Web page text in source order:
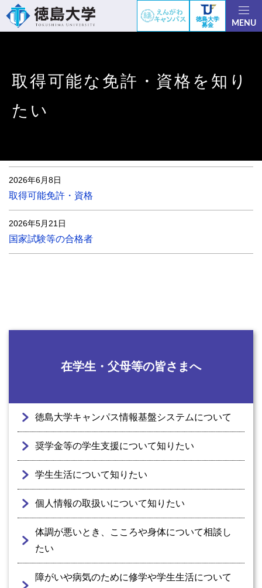
徳島大学
募金
MENU
取得可能な免許・資格を知り
たい
2026年6月8日
取得可能免許・資格
2026年5月21日
国家試験等の合格者
在学生・父母等の皆さまへ
徳島大学キャンパス情報基盤システムについて
奨学金等の学生支援について知りたい
学生生活について知りたい
個⼈情報の取扱いについて知りたい
体調が悪いとき、こころや身体について相談し
たい
障がいや病気のために修学や学生生活について